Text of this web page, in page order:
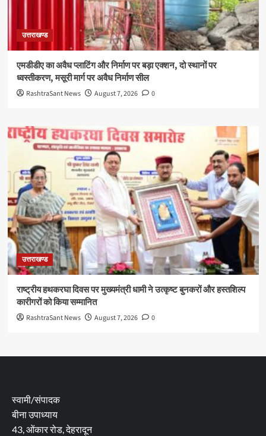
उत्तराखण्ड
एमडीडीए का अवैध प्लाटिंग और निर्माण पर बड़ा एक्शन, दो स्थानों पर
ध्वस्तीकरण, मसूरी मार्ग पर अवैध निर्माण सील
RashtraSant News August 7, 2026 0
उत्तराखण्ड
राष्ट्रीय हथकरघा दिवस पर मुख्यमंत्री धामी ने उत्कृष्ट बुनकरों और हस्तशिल्प
कारीगरों को किया सम्मानित
RashtraSant News August 7, 2026 0
स्वामी/संपादक
बीना उपाध्याय
43, ओंकार रोड, देहरादून